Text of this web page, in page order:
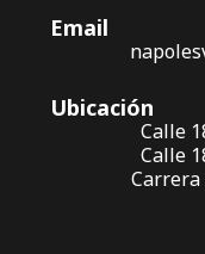
Email
Ubicación
Calle
Calle
Carrera